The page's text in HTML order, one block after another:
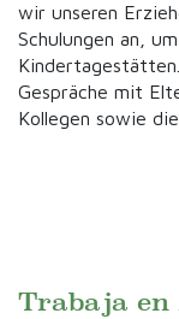
wir unseren
Schulungen an,
Gespräche mit
Kollegen sowie
Trabaja en